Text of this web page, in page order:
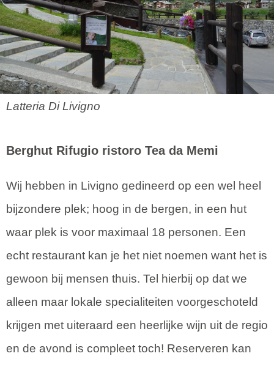
Latteria Di Livigno
Berghut Rifugio ristoro Tea da Memi
Wij hebben in Livigno gedineerd op een wel heel
bijzondere plek; hoog in de bergen, in een hut
waar plek is voor maximaal 18 personen. Een
echt restaurant kan je het niet noemen want het is
gewoon bij mensen thuis. Tel hierbij op dat we
alleen maar lokale specialiteiten voorgeschoteld
krijgen met uiteraard een heerlijke wijn uit de regio
en de avond is compleet toch! Reserveren kan